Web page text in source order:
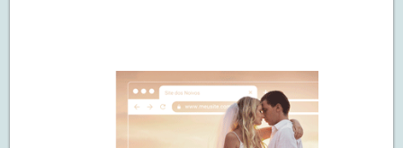
SIDEBAR